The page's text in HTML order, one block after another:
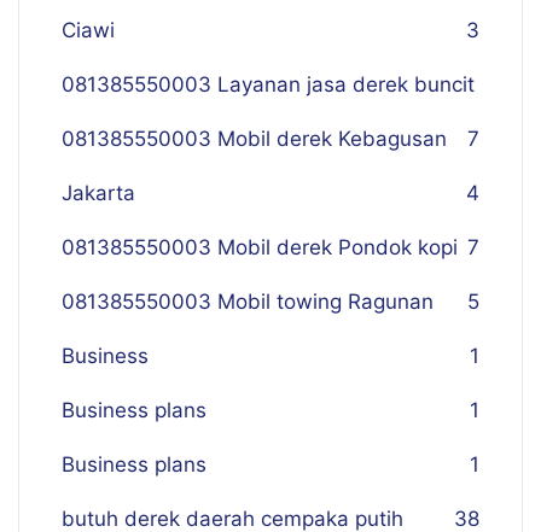
Ciawi 3
081385550003 Layanan jasa derek buncit
7
081385550003 Mobil derek Kebagusan
Jakarta 4
081385550003 Mobil derek Pondok kopi 7
081385550003 Mobil towing Ragunan 5
Business 1
Business plans 1
Business plans 1
butuh derek daerah cempaka putih 38